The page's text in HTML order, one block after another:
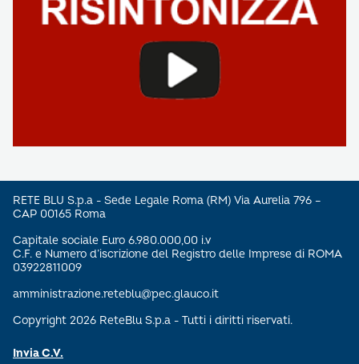
RETE BLU S.p.a - Sede Legale Roma (RM) Via Aurelia 796 –
CAP 00165 Roma
Capitale sociale Euro 6.980.000,00 i.v
C.F. e Numero d’iscrizione del Registro delle Imprese di ROMA
03922811009
amministrazione.reteblu@pec.glauco.it
Copyright 2026 ReteBlu S.p.a - Tutti i diritti riservati.
Invia C.V.